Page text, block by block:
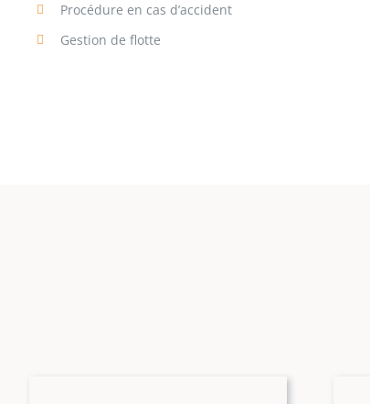
Procédure en cas d’accident
Gestion de flotte